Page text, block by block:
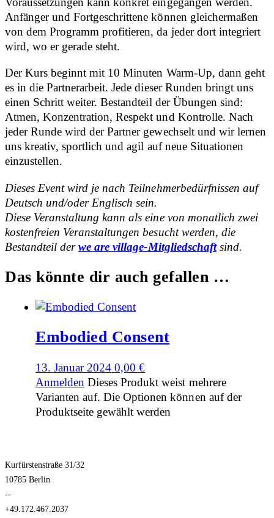
Anfänger und Fortgeschrittene können gleichermaßen
von dem Programm profitieren, da jeder dort integriert
wird, wo er gerade steht.
Der Kurs beginnt mit 10 Minuten Warm-Up, dann geht
es in die Partnerarbeit. Jede dieser Runden bringt uns
einen Schritt weiter. Bestandteil der Übungen sind:
Atmen, Konzentration, Respekt und Kontrolle. Nach
jeder Runde wird der Partner gewechselt und wir lernen
uns kreativ, sportlich und agil auf neue Situationen
einzustellen.
Dieses Event wird je nach Teilnehmerbedürfnissen auf
Deutsch und/oder Englisch sein.
Diese Veranstaltung kann als eine von monatlich zwei
kostenfreien Veranstaltungen besucht werden, die
Bestandteil derwe are village-Mitgliedschaft sind.
Das könnte dir auch gefallen …
Embodied Consent
13. Januar 2024 0,00€
Anmelden Dieses Produkt weist mehrere
Varianten auf. Die Optionen können auf der
Produktseite gewählt werden
Kurfürstenstraße 31/32
10785 Berlin
--
+49.172.467.2037